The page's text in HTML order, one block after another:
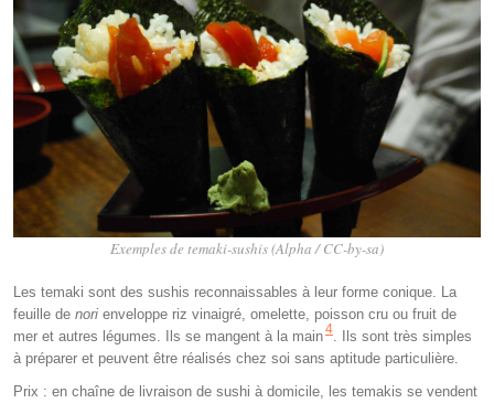
Exemples de temaki-sushis (Alpha / CC-by-sa)
Les temaki sont des sushis reconnaissables à leur forme conique. La
feuille de nori enveloppe riz vinaigré, omelette, poisson cru ou fruit de
mer et autres légumes. Ils se mangent à la main4 . Ils sont très simples
à préparer et peuvent être réalisés chez soi sans aptitude particulière.
Prix : en chaîne de livraison de sushi à domicile, les temakis se vendent